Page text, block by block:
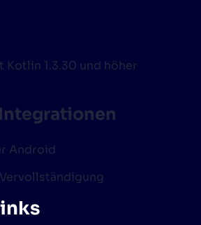
Kotlin 1.3.30 und höher
Android